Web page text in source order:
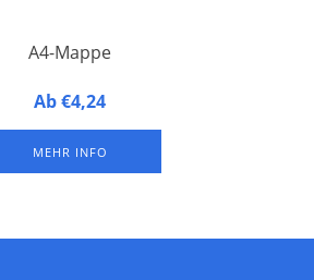
A4-Mappe
mit Klettverschluss, Stiftschlaufe,
Papiernotizblock.
Ab €4,24
MEHR INFO